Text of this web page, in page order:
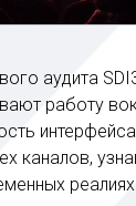
аудита
работу
каналов,